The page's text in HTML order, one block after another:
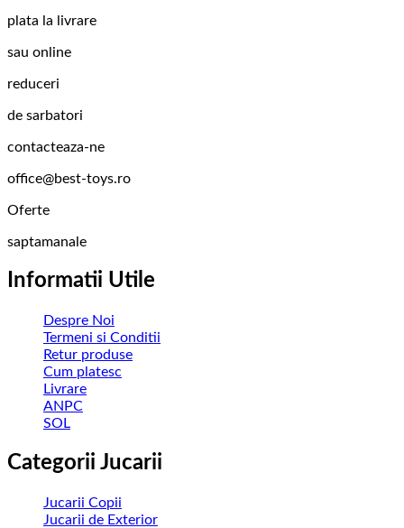
plata la livrare
sau online
reduceri
de sarbatori
contacteaza-ne
office@best-toys.ro
Oferte
saptamanale
Informatii Utile
Despre Noi
Termeni si Conditii
Retur produse
Cum platesc
Livrare
ANPC
SOL
Categorii Jucarii
Jucarii Copii
Jucarii de Exterior